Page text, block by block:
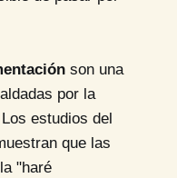
son una
por la
estudios del
que las
"haré